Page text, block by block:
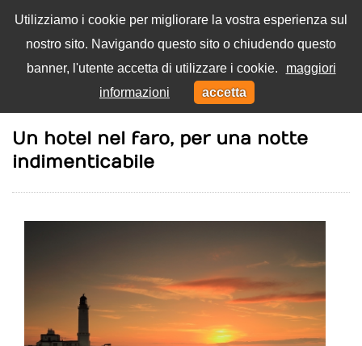
Utilizziamo i cookie per migliorare la vostra esperienza sul
nostro sito. Navigando questo sito o chiudendo questo
banner, l'utente accetta di utilizzare i cookie.
maggiori
informazioni
accetta
Menu
Un hotel nel faro, per una notte
indimenticabile